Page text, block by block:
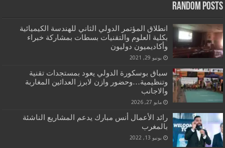
Random Posts
انطلاق المؤتمر الدولي الثاني للهندسة الكيميائية
بكلية العلوم والتقنيات بسطات بمشاركة خبراء
وأكاديميون دوليون
يونيو 29, 2021
سباق بوسكورة الدولي يعود بمستجدات تقنية
وتنظيمية…وحضور وازن لابرز العدائين المغاربة
والاجانب
مايو 27, 2026
رائد الأعمال أنس مبارك يدعم المشاريع الناشئة
بالمغرب
يونيو 13, 2022